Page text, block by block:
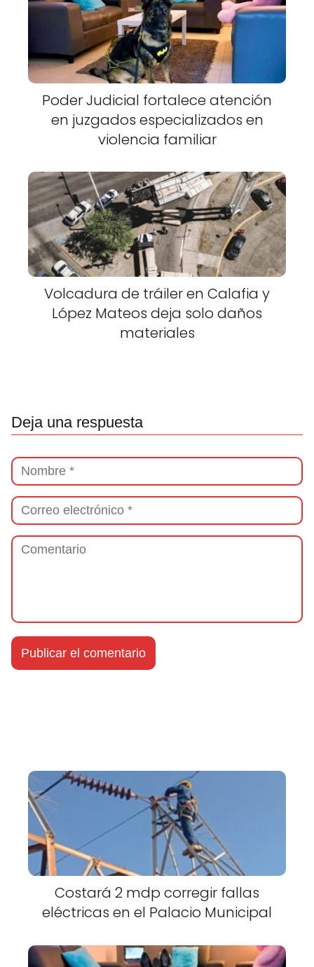
Poder Judicial fortalece atención
en juzgados especializados en
violencia familiar
Volcadura de tráiler en Calafia y
López Mateos deja solo daños
materiales
Deja una respuesta
Costará 2 mdp corregir fallas
eléctricas en el Palacio Municipal